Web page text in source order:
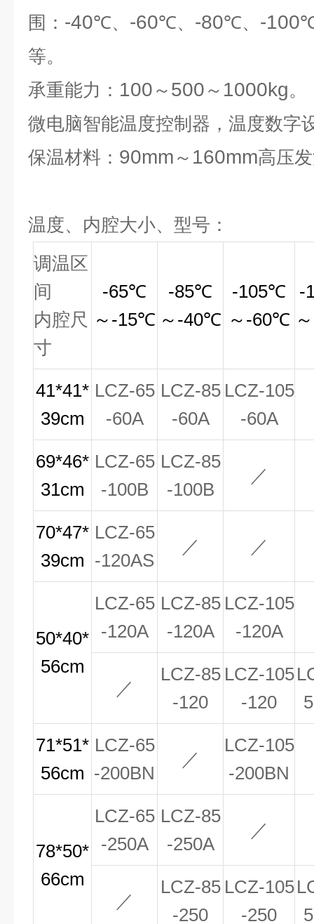
围： -40℃、 -60℃、 -80℃、 -100
等。
承重能力： 100 ～ 500 ～ 1000kg。
微电脑智能温度控制器，温度数字
保温材料： 90mm ～ 160mm高压
温度、内腔大小、型号：
调温区
间
内腔尺
寸
-65℃
～-15℃
-85℃
～-40℃
-105℃
～-60℃
-
41*41*
39cm
LCZ-65
-60A
LCZ-85
-60A
LCZ-105
-60A
69*46*
31cm
LCZ-65
-100B
LCZ-85
-100B
／
70*47*
39cm
LCZ-65
-120AS
／ ／
50*40*
56cm
LCZ-65
-120A
LCZ-85
-120A
LCZ-105
-120A
／
LCZ-85
-120
LCZ-105
-120
71*51*
56cm
LCZ-65
-200BN
／
LCZ-105
-200BN
78*50*
66cm
LCZ-65
-250A
LCZ-85
-250A
／
／
LCZ-85
-250
LCZ-105
-250